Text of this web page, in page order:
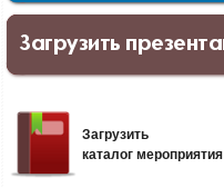
Загрузить
каталог мероприятия